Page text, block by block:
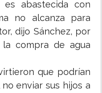
es abastecida con
no alcanza para
dijo Sánchez, por
compra de agua
que podrían
enviar sus hijos a